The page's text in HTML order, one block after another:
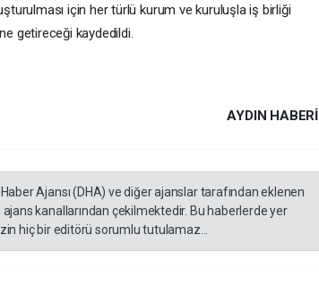
için her türlü kurum ve kuruluşla iş birliği
getireceği kaydedildi.
AYDIN HABERİ
Ajansı (DHA) ve diğer ajanslar tarafından eklenen
kanallarından çekilmektedir. Bu haberlerde yer
hiç bir editörü sorumlu tutulamaz...